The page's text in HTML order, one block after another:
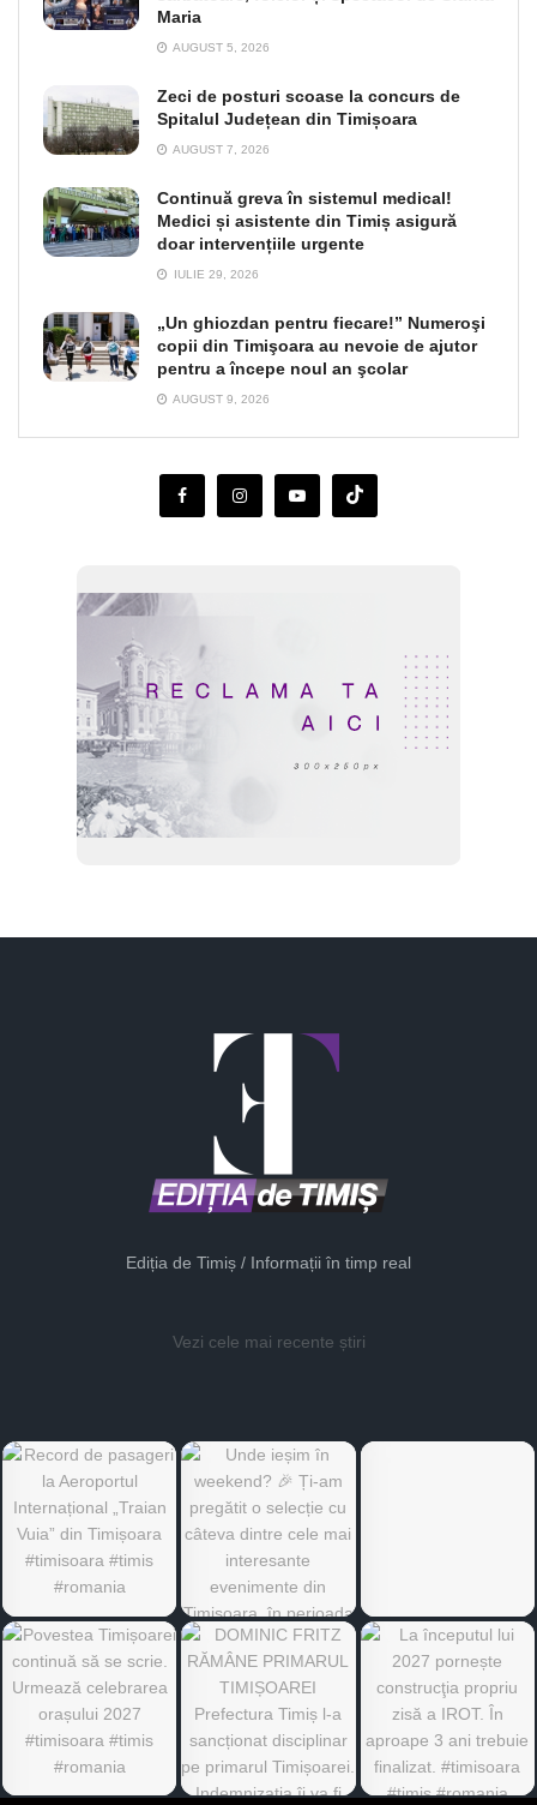
Maria
AUGUST 5, 2026
Zeci de posturi scoase la concurs de
Spitalul Județean din Timișoara
AUGUST 7, 2026
Continuă greva în sistemul medical!
Medici și asistente din Timiș asigură
doar intervențiile urgente
IULIE 29, 2026
„Un ghiozdan pentru fiecare!” Numeroşi
copii din Timişoara au nevoie de ajutor
pentru a începe noul an şcolar
AUGUST 9, 2026
Ediția de Timiș / Informații în timp real
Vezi cele mai recente știri